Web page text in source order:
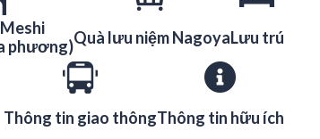
phương)Quà lưu niệm NagoyaLưu trú
Thông tin giao thôngThông tin hữu ích